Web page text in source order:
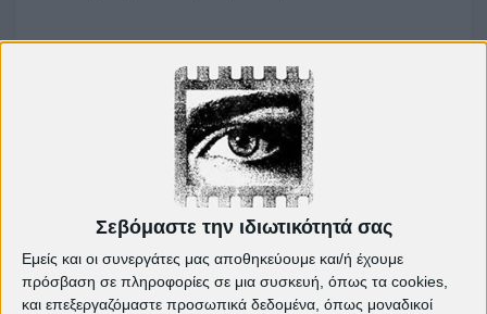
Σεβόμαστε την ιδιωτικότητά σας
Εμείς και οι συνεργάτες μας αποθηκεύουμε και/ή έχουμε
πρόσβαση σε πληροφορίες σε μια συσκευή, όπως τα cookies,
και επεξεργαζόμαστε προσωπικά δεδομένα, όπως μοναδικοί
Δείτε ακόμη: